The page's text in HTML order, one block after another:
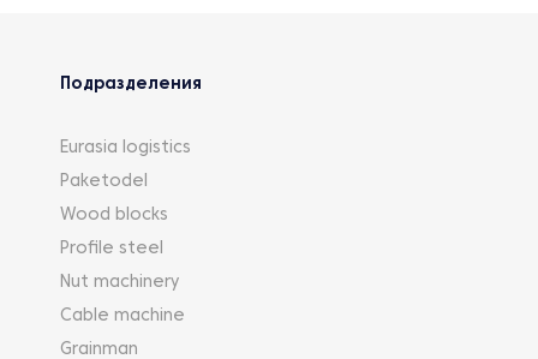
Подразделения
Eurasia logistics
Paketodel
Wood blocks
Profile steel
Nut machinery
Cable machine
Grainman